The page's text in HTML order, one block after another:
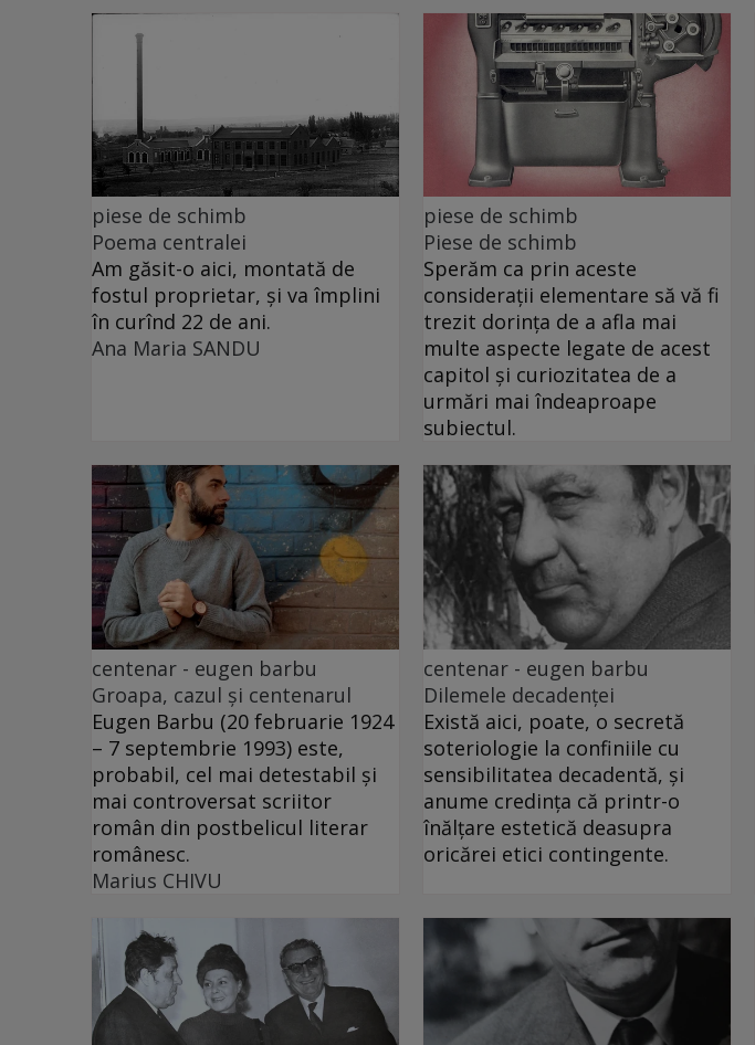
piese de schimb
Poema centralei
Am găsit-o aici, montată de
fostul proprietar, și va împlini
în curînd 22 de ani.
Ana Maria SANDU
piese de schimb
Piese de schimb
Sperăm ca prin aceste
considerații elementare să vă fi
trezit dorința de a afla mai
multe aspecte legate de acest
capitol și curiozitatea de a
urmări mai îndeaproape
subiectul.
centenar - eugen barbu
Groapa, cazul și centenarul
Eugen Barbu (20 februarie 1924
– 7 septembrie 1993) este,
probabil, cel mai detestabil și
mai controversat scriitor
român din postbelicul literar
românesc.
Marius CHIVU
centenar - eugen barbu
Dilemele decadenței
Există aici, poate, o secretă
soteriologie la confiniile cu
sensibilitatea decadentă, și
anume credința că printr-o
înălțare estetică deasupra
oricărei etici contingente.